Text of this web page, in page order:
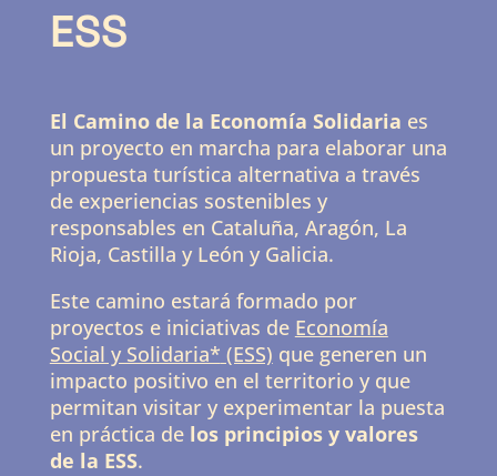
ESS
El Camino de la Economía Solidaria es
un proyecto en marcha para elaborar una
propuesta turística alternativa a través
de experiencias sostenibles y
responsables en Cataluña, Aragón, La
Rioja, Castilla y León y Galicia.
Este camino estará formado por
proyectos e iniciativas de Economía
Social y Solidaria* (ESS) que generen un
impacto positivo en el territorio y que
permitan visitar y experimentar la puesta
en práctica de los principios y valores
de la ESS.